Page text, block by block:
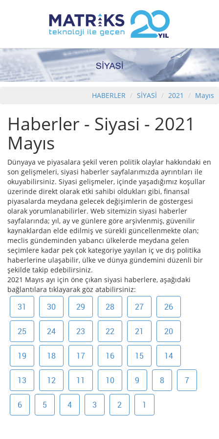
HABERLER SİYASİ 2021 Mayıs
Haberler - Siyasi - 2021
Mayıs
Dünyaya ve piyasalara şekil veren politik olaylar hakkındaki en
son gelişmeleri, siyasi haberler sayfalarımızda ayrıntıları ile
okuyabilirsiniz. Siyasi gelişmeler, içinde yaşadığımız koşullar
üzerinde direkt olarak etki sahibi oldukları gibi, finansal
piyasalarda meydana gelecek değişimlerin de göstergesi
olarak yorumlanabilirler. Web sitemizin siyasi haberler
sayfalarında; yıl, ay ve günlere göre arşivlenmiş, güvenilir
kaynaklardan elde edilmiş ve sürekli güncellenmekte olan;
meclis gündeminden yabancı ülkelerde meydana gelen
seçimlere kadar pek çok kategoriye yayılan iç ve dış politika
haberlerine ulaşabilir, ülke ve dünya gündemini düzenli bir
şekilde takip edebilirsiniz.
2021 Mayıs ayı için öne çıkan siyasi haberlere, aşağıdaki
bağlantılara tıklayarak göz atabilirsiniz:
31 30 29 28 27 26
25 24 23 22 21 20
19 18 17 16 15 14
13 12 11 10 9 8 7
6 5 4 3 2 1